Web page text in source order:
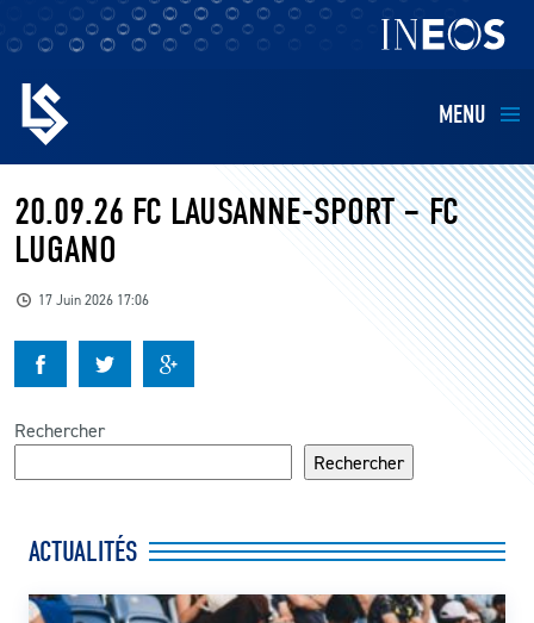
MENU
EQUIPES
BILLETTERIE
KIDS
CLUB
20.09.26 FC LAUSANNE-SPORT – FC
LUGANO
17 Juin 2026 17:06
Rechercher
Rechercher
ACTUALITÉS